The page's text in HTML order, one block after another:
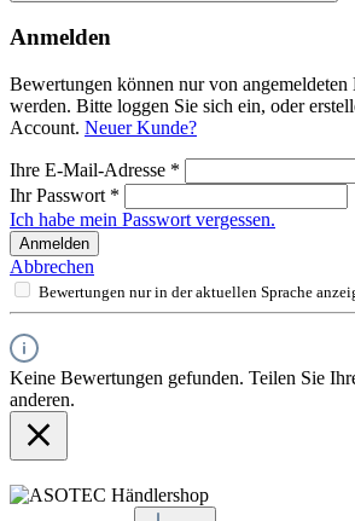
Anmelden
Bewertungen können nur von angemeldeten
werden. Bitte loggen Sie sich ein, oder
Account. Neuer Kunde?
Ihre E-Mail-Adresse *
Ihr Passwort *
Ich habe mein Passwort vergessen.
Anmelden
Abbrechen
Bewertungen nur in der aktuellen Sprache
Keine Bewertungen gefunden. Teilen Sie
anderen.